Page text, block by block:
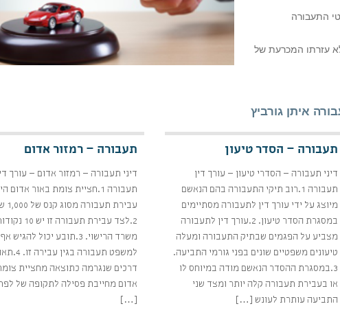
התעבורה
עזרתו המכרעת של
איתן גורביץ
תעבורה – הסדר טיעון
דיני תעבורה – הסדרי טיעון – עורך דין
תעבורה 1.רוב תיקי התעבורה בהם הנאשם
מיוצג על ידי עורך דין לתעבורה מסתיימים
במסגרת הסדר טיעון. 2.עורך דין לתעבורה
מצביע על הפגמים שבתיק התעבורה ומעלה
טיעונים משפטיים שונים בפני גורמי התביעה.
3.במסגרת ההסדר הנאשם מודה במיוחס לו
או בעבירת תעבורה קלה יותר ומצד שני
התביעה עותרת לעונש […]
תעבורה – רמזור אדום
דיני תעבורה – רמזור אדום – עורך
תעבורה 1.חציית צומת באור אדום
2.לצד עבירת
משרד הרישוי. 3.תובע יכול
למשפט תעבורה בגין
דרכים שנגרמה כתוצאה מחציית
[…]